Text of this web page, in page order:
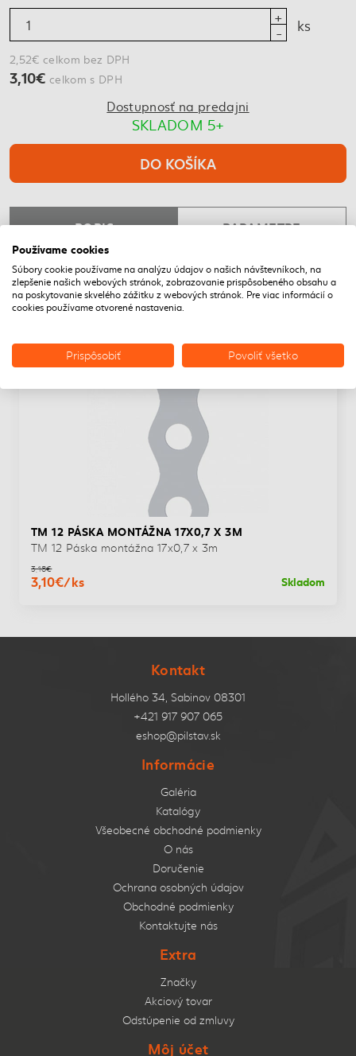
ks
2,52€ celkom bez DPH
3,10€ celkom s DPH
Dostupnosť na predajni
SKLADOM 5+
DO KOŠÍKA
POPIS PARAMETRE
NAPOSLEDY NAVŠTÍVENÉ
TM 12 PÁSKA MONTÁŽNA 17X0,7 X 3M
TM 12 Páska montážna 17x0,7 x 3m
3,18€
3,10€/ks Skladom
Kontakt
Hollého 34, Sabinov 08301
+421 917 907 065
eshop@pilstav.sk
Informácie
Galéria
Katalógy
Všeobecné obchodné podmienky
O nás
Doručenie
Ochrana osobných údajov
Obchodné podmienky
Kontaktujte nás
Extra
Značky
Akciový tovar
Odstúpenie od zmluvy
Môj účet
Používame cookies
Súbory cookie používame na analýzu údajov o našich návštevníkoch, na
zlepšenie našich webových stránok, zobrazovanie prispôsobeného obsahu a
na poskytovanie skvelého zážitku z webových stránok. Pre viac informácií o
cookies používame otvorené nastavenia.
Prispôsobiť Povoliť všetko